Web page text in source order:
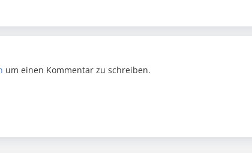
um einen Kommentar zu schreiben.